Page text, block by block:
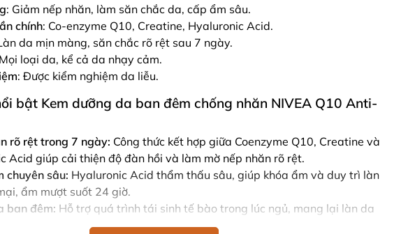
: Giảm nếp nhăn, làm săn chắc da, cấp ẩm sâu.
chính: Co-enzyme Q10, Creatine, Hyaluronic Acid.
da mịn màng, săn chắc rõ rệt sau 7 ngày.
loại da, kể cả da nhạy cảm.
: Được kiểm nghiệm da liễu.
bật Kem dưỡng da ban đêm chống nhăn NIVEA Q10 Anti-
rõ rệt trong 7 ngày: Công thức kết hợp giữa Coenzyme Q10, Creatine và
Acid giúp cải thiện độ đàn hồi và làm mờ nếp nhăn rõ rệt.
chuyên sâu: Hyaluronic Acid thẩm thấu sâu, giúp khóa ẩm và duy trì làn
ẩm mượt suốt 24 giờ.
ban đêm: Hỗ trợ quá trình tái sinh tế bào trong lúc ngủ, mang lại làn da
săn chắc mỗi sáng thức dậy.